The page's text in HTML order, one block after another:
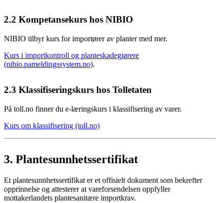
2.2 Kompetansekurs hos NIBIO
NIBIO tilbyr kurs for importører av planter med mer.
Kurs i importkontroll og planteskadegjørere
(nibio.pameldingssystem.no).
2.3 Klassifiseringskurs hos Tolletaten
På toll.no finner du e-læringskurs i klassifisering av varer.
Kurs om klassifisering (toll.no)
3. Plantesunnhetssertifikat
Et plantesunnhetssertifikat er et offisielt dokument som bekrefter
opprinnelse og attesterer at vareforsendelsen oppfyller
mottakerlandets plantesanitære importkrav.